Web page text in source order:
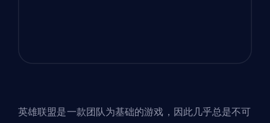
英雄联盟是一款团队为基础的游戏，因此几乎总是不可